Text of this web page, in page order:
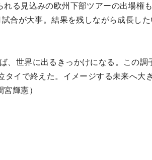
る見込みの欧州下部ツアーの出場権
合が大事。結果を残しながら成長した
、世界に出るきっかけになる。この調
イで終えた。イメージする未来へ大
輝憲）